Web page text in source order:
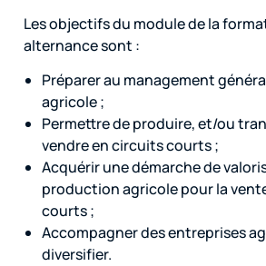
Les objectifs du module de la
alternance sont :
Préparer au management
agricole ;
Permettre de produire, et/ou
vendre en circuits courts ;
Acquérir une démarche de
production agricole pour la
courts ;
Accompagner des entreprises
diversifier.